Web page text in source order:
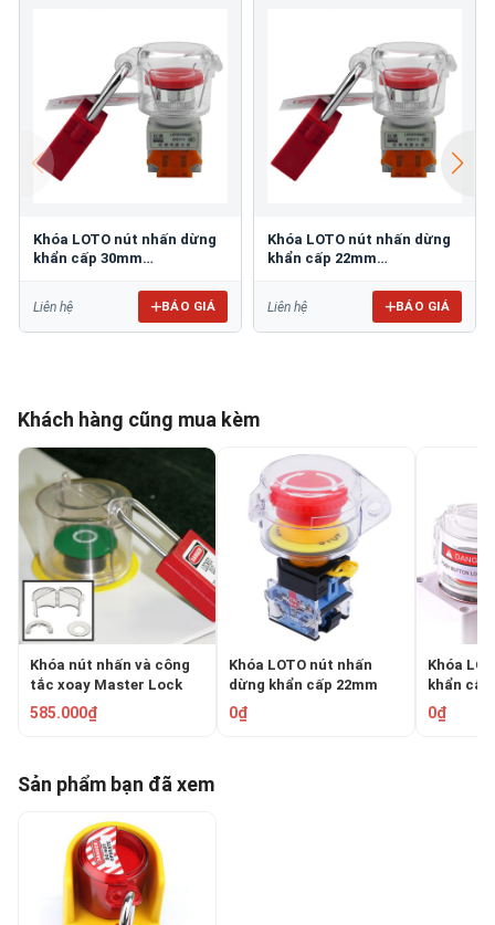
Khóa LOTO nút nhấn dừng
khẩn cấp 30mm
Liên hệ BÁO GIÁ
Khóa LOTO nút nhấn dừng
khẩn cấp 22mm
Liên hệ BÁO GIÁ
Khách hàng cũng mua kèm
Khóa nút nhấn và công
tắc xoay Master Lock
S2151
585.000₫
Khóa LOTO nút nhấn
dừng khẩn cấp 22mm
PROLOCKEY SBL09
0₫
Khóa
khẩn cấp
SBL03-1
0₫
Sản phẩm bạn đã xem